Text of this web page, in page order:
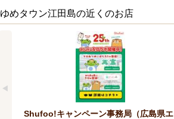
ゆめタウン江田島の近くのお店
Shufoo!キャンペーン事務局（広島県エ